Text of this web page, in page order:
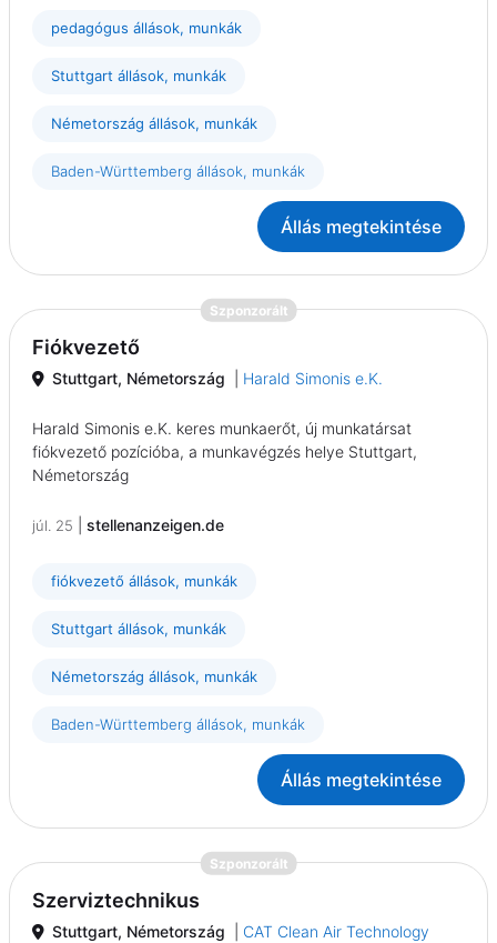
pedagógus állások, munkák
Stuttgart állások, munkák
Németország állások, munkák
Baden-Württemberg állások, munkák
Állás megtekintése
Szponzorált{prompt.job}
Fiókvezető
Stuttgart, Németország Harald Simonis e.K.
Harald Simonis e.K. keres munkaerőt, új munkatársat
fiókvezető pozícióba, a munkavégzés helye Stuttgart,
Németország
júl. 25 stellenanzeigen.de
fiókvezető állások, munkák
Stuttgart állások, munkák
Németország állások, munkák
Baden-Württemberg állások, munkák
Állás megtekintése
Szponzorált{prompt.job}
Szerviztechnikus
Stuttgart, Németország
CAT Clean Air Technology